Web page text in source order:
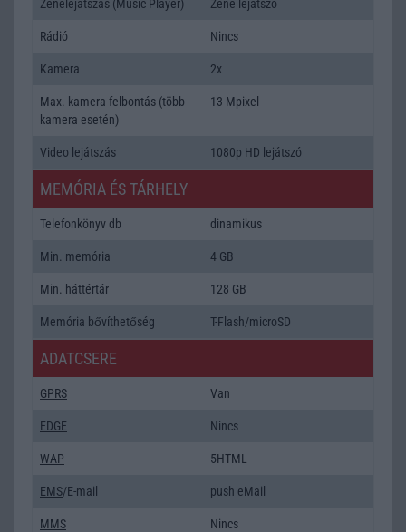
Zenelejátszás (Music Player) Zene lejátszó
Rádió Nincs
Kamera 2x
Max. kamera felbontás (több
kamera esetén)
13 Mpixel
Video lejátszás 1080p HD lejátszó
MEMÓRIA ÉS TÁRHELY
Telefonkönyv db dinamikus
Min. memória 4 GB
Min. háttértár 128 GB
Memória bővíthetőség T-Flash/microSD
ADATCSERE
GPRS Van
EDGE Nincs
WAP 5HTML
EMS/E-mail push eMail
MMS Nincs